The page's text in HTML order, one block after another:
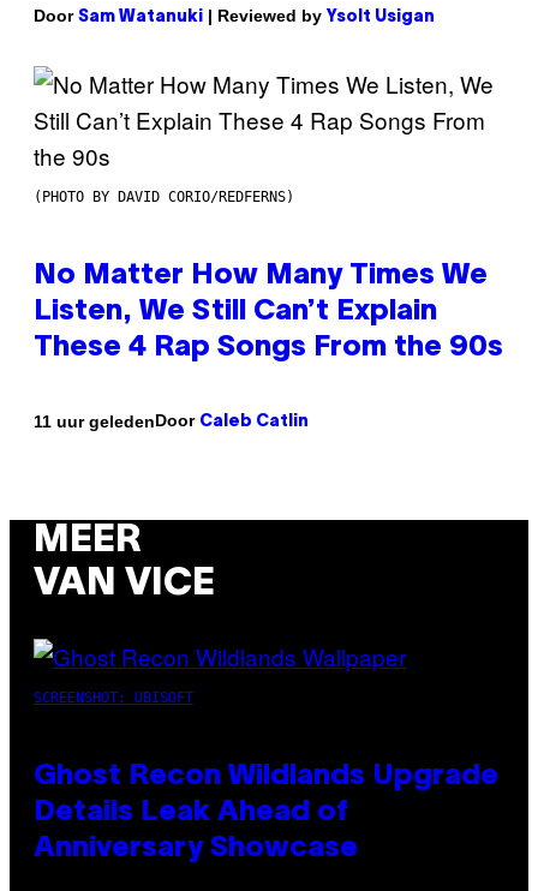
Door Sam Watanuki | Reviewed by Ysolt Usigan
(PHOTO BY DAVID CORIO/REDFERNS)
No Matter How Many Times We
Listen, We Still Can’t Explain
These 4 Rap Songs From the 90s
11 uur geledenDoor Caleb Catlin
MEER
VAN VICE
SCREENSHOT: UBISOFT
Ghost Recon Wildlands Upgrade
Details Leak Ahead of
Anniversary Showcase